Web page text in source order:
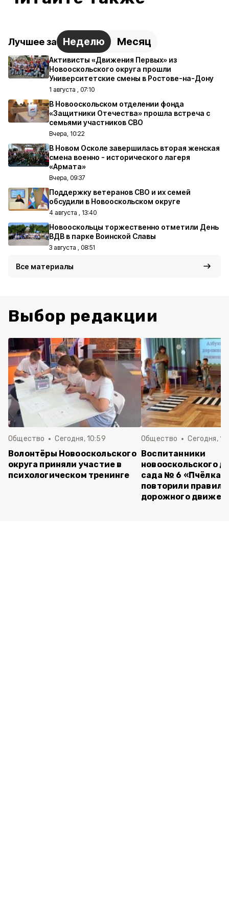
Лучшее за Неделю Месяц
Активисты «Движения Первых» из
Новооскольского округа прошли
Университетские смены в Ростове-на-Дону
1 августа , 07:10
В Новооскольском отделении фонда
«Защитники Отечества» прошла встреча с
семьями участников СВО
Вчера, 10:22
В Новом Осколе завершилась вторая женская
смена военно - исторического лагеря
«Армата»
Вчера, 09:37
Поддержку ветеранов СВО и их семей
обсудили в Новооскольском округе
4 августа , 13:40
Новооскольцы торжественно отметили День
ВДВ в парке Воинской Славы
3 августа , 08:51
Все материалы
Выбор редакции
Общество Сегодня, 10:59
Волонтёры Новооскольского
округа приняли участие в
психологическом тренинге
Общество Сегодня,
Воспитанники
новооскольского
сада № 6 «Пчёлка»
повторили правила
дорожного